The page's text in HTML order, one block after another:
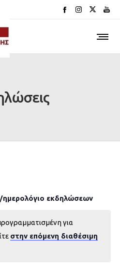
ημερολόγιο εκδηλώσεων
για
στην επόμενη διαθέσιμη